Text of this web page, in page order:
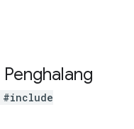
Penghalang
#include